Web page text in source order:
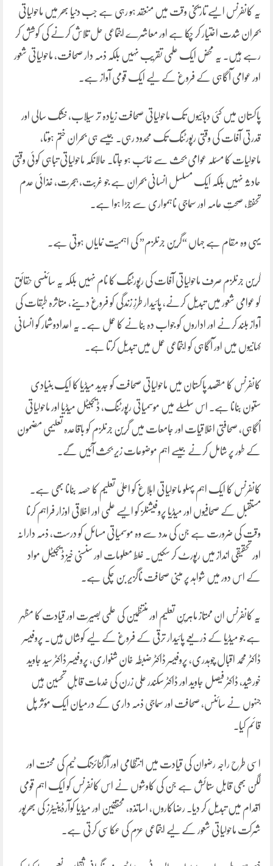
یہ کانفرنس ایسے تاریخی وقت میں منعقد ہو رہی ہے جب دنیا بھر میں ماحولیاتی
بحران شدت اختیار کر چکا ہے اور معاشرے اجتماعی حل تلاش کرنے کی کوشش کر
رہے ہیں۔ یہ محض ایک علمی تقریب نہیں بلکہ ذمہ دار صحافت، ماحولیاتی شعور
اور عوامی آگاہی کے فروغ کے لیے ایک قومی آواز ہے۔
پاکستان میں کئی دہائیوں تک ماحولیاتی صحافت زیادہ تر سیلاب، خشک سالی اور
قدرتی آفات کی وقتی رپورٹنگ تک محدود رہی۔ جیسے ہی بحران ختم ہوتا،
ماحولیات کا مسئلہ عوامی بحث سے غائب ہو جاتا۔ حالانکہ ماحولیاتی تباہی کوئی وقتی
حادثہ نہیں بلکہ ایک مسلسل انسانی بحران ہے جو غربت، ہجرت، غذائی عدم
تحفظ، صحتِ عامہ اور سماجی ناہمواری سے جڑا ہوا ہے۔
یہی وہ مقام ہے جہاں “گرین جرنلزم” کی اہمیت نمایاں ہوتی ہے۔
گرین جرنلزم صرف ماحولیاتی آفات کی رپورٹنگ کا نام نہیں بلکہ یہ سائنسی حقائق
کو عوامی شعور میں تبدیل کرنے، پائیدار طرزِ زندگی کو فروغ دینے، متاثرہ طبقات کی
آواز بلند کرنے اور اداروں کو جواب دہ بنانے کا عمل ہے۔ یہ اعدادوشمار کو انسانی
کہانیوں میں اور آگاہی کو اجتماعی عمل میں تبدیل کرتا ہے۔
کانفرنس کا مقصد پاکستان میں ماحولیاتی صحافت کو جدید میڈیا کا ایک بنیادی
ستون بنانا ہے۔ اس سلسلے میں موسمیاتی رپورٹنگ، ڈیجیٹل میڈیا اور ماحولیاتی
آگاہی، صحافتی اخلاقیات اور جامعات میں گرین جرنلزم کو باقاعدہ تعلیمی مضمون
کے طور پر شامل کرنے جیسے اہم موضوعات زیرِ بحث آئیں گے۔
کانفرنس کا ایک اہم پہلو ماحولیاتی ابلاغ کو اعلیٰ تعلیم کا حصہ بنانا بھی ہے۔
مستقبل کے صحافیوں اور میڈیا پروفیشنلز کو ایسے علمی اور اخلاقی اوزار فراہم کرنا
وقت کی ضرورت ہے جن کی مدد سے وہ موسمیاتی مسائل کو درست، ذمہ دارانہ
اور تحقیقی انداز میں رپورٹ کر سکیں۔ غلط معلومات اور سنسنی خیز ڈیجیٹل مواد
کے اس دور میں شواہد پر مبنی صحافت ناگزیر بن چکی ہے۔
یہ کانفرنس ان ممتاز ماہرینِ تعلیم اور منتظمین کی علمی بصیرت اور قیادت کا مظہر
ہے جو میڈیا کے ذریعے پائیدار ترقی کے فروغ کے لیے کوشاں ہیں۔ پروفیسر
ڈاکٹر محمد اقبال چوہدری، پروفیسر ڈاکٹر ضبطہ خان شنواری، پروفیسر ڈاکٹر سید جاوید
خورشید، ڈاکٹر فیصل جاوید اور ڈاکٹر سکندر علی زرن کی خدمات قابلِ تحسین ہیں
جنہوں نے سائنس، صحافت اور سماجی ذمہ داری کے درمیان ایک مؤثر پل
قائم کیا۔
اسی طرح راجہ رضوان کی قیادت میں انتظامی اور آرگنائزنگ ٹیم کی محنت اور
لگن بھی قابلِ ستائش ہے جن کی کاوشوں نے اس کانفرنس کو ایک اہم قومی
اقدام میں تبدیل کر دیا۔ رضاکاروں، اساتذہ، محققین اور میڈیا کوآرڈینیٹرز کی بھرپور
شرکت ماحولیاتی شعور کے لیے اجتماعی عزم کی عکاسی کرتی ہے۔